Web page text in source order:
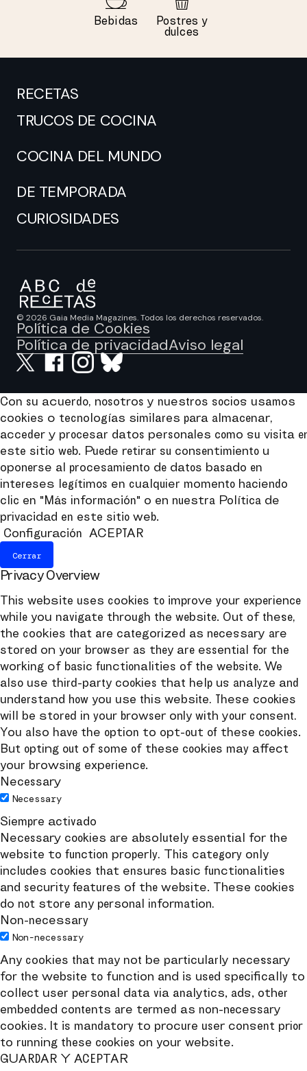
Bebidas
Postres y
dulces
RECETAS
TRUCOS DE COCINA
COCINA DEL MUNDO
DE TEMPORADA
CURIOSIDADES
© 2026 Gaia Media Magazines. Todos los derechos reservados.
Política de Cookies
Política de privacidadAviso legal
Con su acuerdo, nosotros y nuestros socios usamos
cookies o tecnologías similares para almacenar,
acceder y procesar datos personales como su visita
este sitio web. Puede retirar su consentimiento u
oponerse al procesamiento de datos basado en
intereses legítimos en cualquier momento haciendo
clic en "Más información" o en nuestra Política de
privacidad en este sitio web.
Configuración
ACEPTAR
Cerrar
Privacy Overview
This website uses cookies to improve your experience
while you navigate through the website. Out of these,
the cookies that are categorized as necessary are
stored on your browser as they are essential for the
working of basic functionalities of the website. We
also use third-party cookies that help us analyze and
understand how you use this website. These cookies
will be stored in your browser only with your consent.
You also have the option to opt-out of these cookies.
But opting out of some of these cookies may affect
your browsing experience.
Necessary
Necessary
Siempre activado
Necessary cookies are absolutely essential for the
website to function properly. This category only
includes cookies that ensures basic functionalities
and security features of the website. These cookies
do not store any personal information.
Non-necessary
Non-necessary
Any cookies that may not be particularly necessary
for the website to function and is used specifically to
collect user personal data via analytics, ads, other
embedded contents are termed as non-necessary
cookies. It is mandatory to procure user consent prior
to running these cookies on your website.
GUARDAR Y ACEPTAR